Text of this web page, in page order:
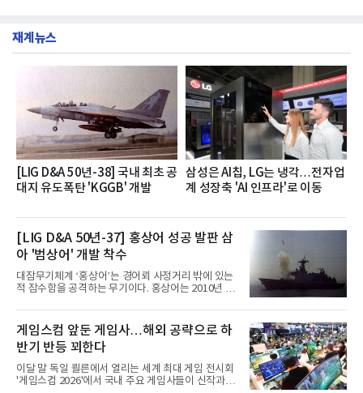
서도
영지원부 홍보팀과 2026년 새로이(e)＊가 공동 주관
쳐 진행됐다.참고로 새로이(e)는 NH농협캐피탈 MZ
세대들로(과장~계장) 구성된 자율 참여조직으로, 조
직문화 혁신과 업무 효율성 향상을 위한 다양한 활동
을 추진하며,새로운 변화와 이로운 영향력을 조직전
반에 전파하는 역할
재계뉴스
[LIG D&A 50년-38] 국내 최초 공
대지 유도폭탄 'KGGB' 개발
삼성은 AI칩, LG는 냉각…전자업
계 성장축 'AI 인프라'로 이동
[LIG D&A 50년-37] 홍상어 성공 발판 삼
아 '범상어' 개발 착수
대잠무기체계 ‘홍상어’는 경어뢰 사정거리 밖에 있는
적 잠수함을 공격하는 무기이다. 홍상어는 2010년 넥
이뤄졌다. 이후 2012년 한국형 구축함(KDX-1) 이상
의 함정에 실전 배치됐다.그해 7월 해군은 동해상에서
성능 검증을 위해 홍상어 시험발사를 실시했다. 이때
홍상어가 목표 지점에서 입수한 후 표적을 타격하지
못하고 물속에서 멈춰버리는 예상 밖의 일이 벌어졌
다. 2차 품질확인 사격 시험에서도 만족스러운 결과를
얻지 못했다. 완벽한 신뢰성 확보를 위해 LIG넥스원은
게임스컴 앞둔 게임사…해외 공략으로 하
반기 반등 꾀한다
이달 말 독일 쾰른에서 열리는 세계 최대 게임 전시회
'게임스컴 2026'에서 국내 주요 게임사들이 신작과 글